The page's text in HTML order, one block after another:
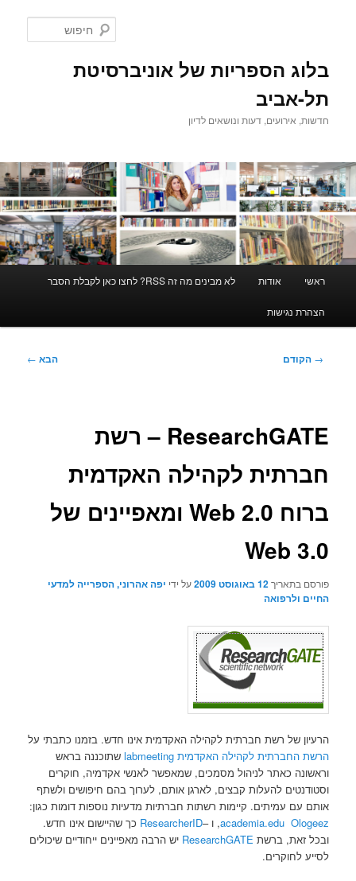
בלוג הספריות של אוניברסיטת
תל-אביב
חדשות, אירועים, דעות ונושאים לדיון
ראשי אודות לא מבינים מה זה RSS? לחצו כאן לקבלת הסבר
הצהרת נגישות
ניווט
→ הקודם הבא ←
ResearchGATE – רשת
חברתית לקהילה האקדמית
ברוח Web 2.0 ומאפיינים של
Web 3.0
פורסם בתאריך12 באוגוסט 2009 על ידי יפה אהרוני, הספרייה למדעי
החיים ולרפואה
הרעיון של רשת חברתית לקהילה האקדמית אינו חדש. בזמנו כתבתי על
הרשת החברתית לקהילה האקדמית labmeeting
שתוכננה בראש
וראשונה כאתר לניהול מסמכים, שמאפשר לאנשי אקדמיה, חוקרים
וסטודנטים להעלות קבצים, לארגן אותם, לערוך בהם חיפושים ולשתף
אותם עם עמיתים. קיימות רשתות חברתיות מדעיות נוספות דומות כגון:
academia.edu Ologeez , ו –ResearcherID כך שהיישום אינו חדש.
ובכל זאת, ברשת ResearchGATE יש הרבה מאפיינים ייחודיים שיכולים
לסייע לחוקרים.